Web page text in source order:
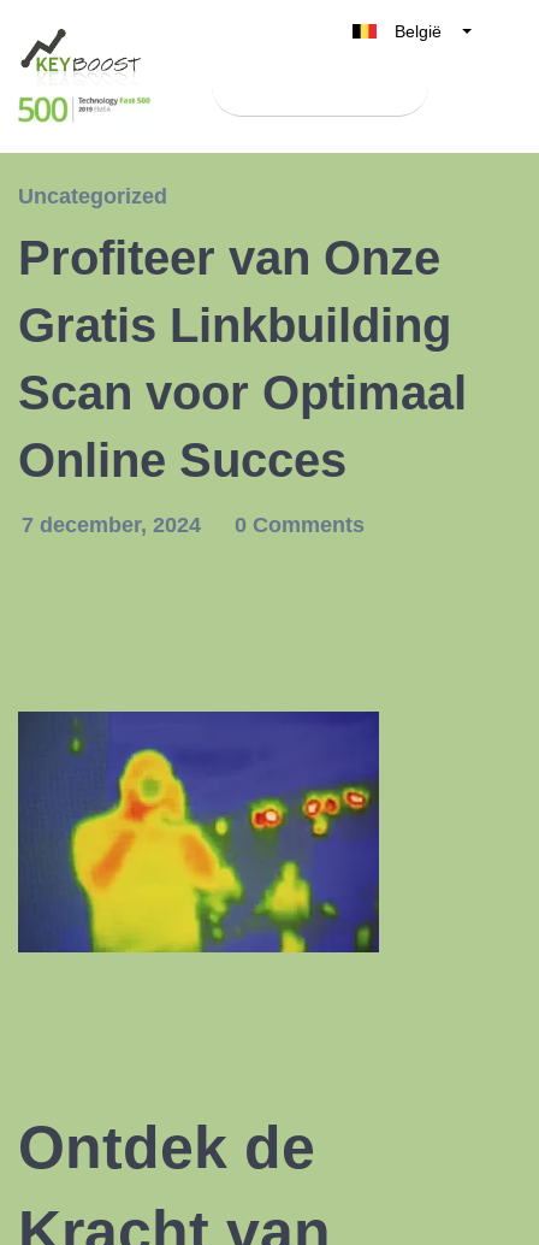
België
Nederland
España
Uncategorized
Profiteer van Onze
Gratis Linkbuilding
Scan voor Optimaal
Online Succes
7 december, 2024 0 Comments
Ontdek de